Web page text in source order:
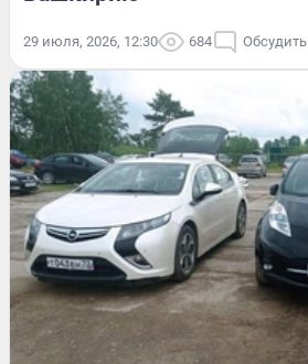
29 июля, 2026, 12:30 684 Обсудить